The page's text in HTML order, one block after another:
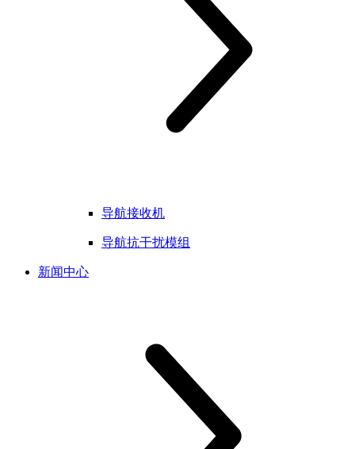
导航接收机
导航抗干扰模组
新闻中心